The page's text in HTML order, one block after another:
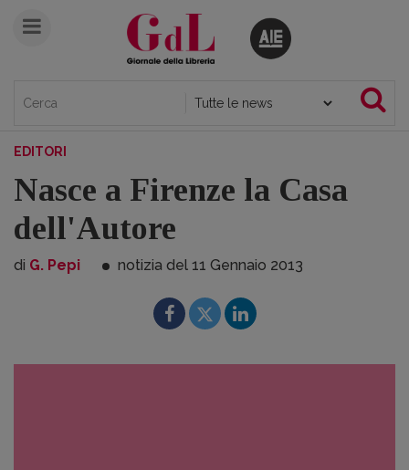
EDITORI
Nasce a Firenze la Casa
dell'Autore
di G. Pepi notizia del 11 Gennaio 2013